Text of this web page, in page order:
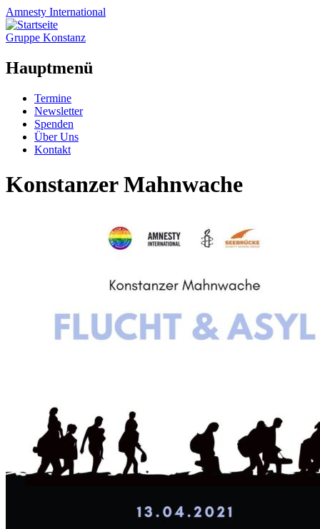
Amnesty International
Gruppe Konstanz
Hauptmenü
Zum
Inhalt
springen
Termine
Newsletter
Spenden
Über Uns
Kontakt
Konstanzer Mahnwache